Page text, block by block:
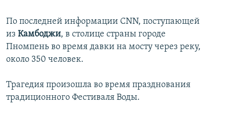
ARAŞDIRMA
MULTIMEDIA
VIDEO
İNFOQRAFIKA
RADIO ARXIV
AZƏRBAYCAN ƏDƏBIYYATI KITABXANASI
BIZI IZLƏ
По последней информации CNN, поступающей
из Камбоджи, в столице страны городе
Пномпень во время давки на мосту через реку,
около 350 человек.
Трагедия произошла во время празднования
традиционного Фестиваля Воды.